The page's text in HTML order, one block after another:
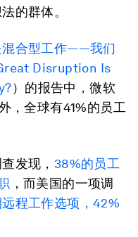
的群体。
混合型工作——我们
Disruption Is
）的报告中，微软
，全球有41%的员工
发现， 38%的员工
，而美国的一项调
程工作选项，42%